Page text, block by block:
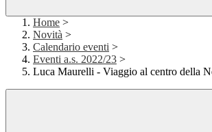
Home >
Novità >
Calendario eventi >
Eventi a.s. 2022/23 >
Luca Maurelli - Viaggio al centro della